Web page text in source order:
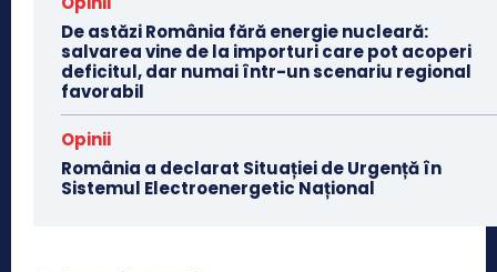
De astăzi România fără energie nucleară:
salvarea vine de la importuri care pot acoperi
deficitul, dar numai într-un scenariu regional
favorabil
Opinii
România a declarat Situației de Urgență în
Sistemul Electroenergetic Național